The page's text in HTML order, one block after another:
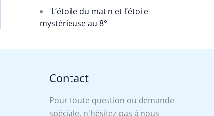
L’étoile du matin et l’étoile
mystérieuse au 8°
Contact
Pour toute question ou demande
spéciale, n'hésitez pas à nous